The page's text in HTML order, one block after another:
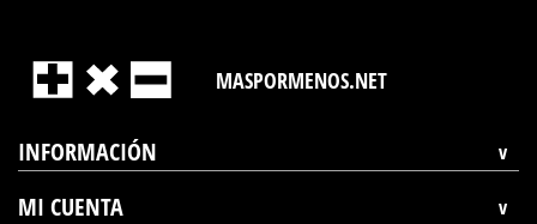
MASPORMENOS.NET
INFORMACIÓN
MI CUENTA